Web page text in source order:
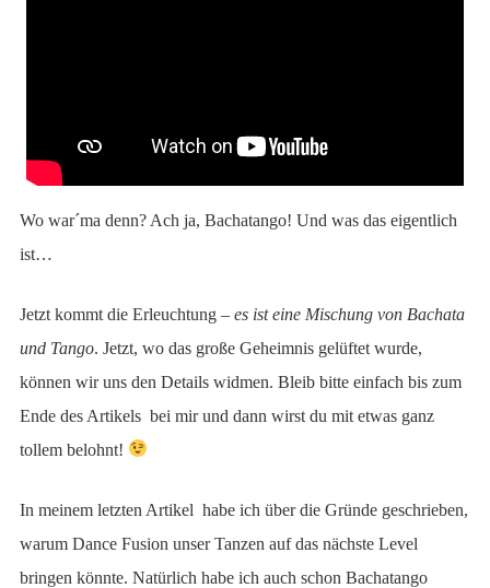
Wo war´ma denn? Ach ja, Bachatango! Und was das eigentlich
ist…
Jetzt kommt die Erleuchtung – es ist eine Mischung von Bachata
und Tango. Jetzt, wo das große Geheimnis gelüftet wurde,
können wir uns den Details widmen. Bleib bitte einfach bis zum
Ende des Artikels bei mir und dann wirst du mit etwas ganz
tollem belohnt!
In meinem letzten Artikel habe ich über die Gründe geschrieben,
warum Dance Fusion unser Tanzen auf das nächste Level
bringen könnte. Natürlich habe ich auch schon Bachatango